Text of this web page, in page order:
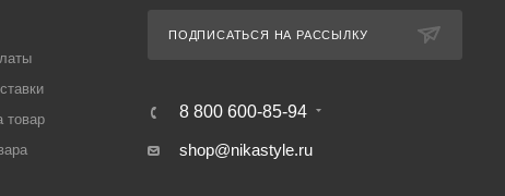
товар
ПОДПИСАТЬСЯ НА РАССЫЛКУ
8 800 600-85-94
shop@nikastyle.ru